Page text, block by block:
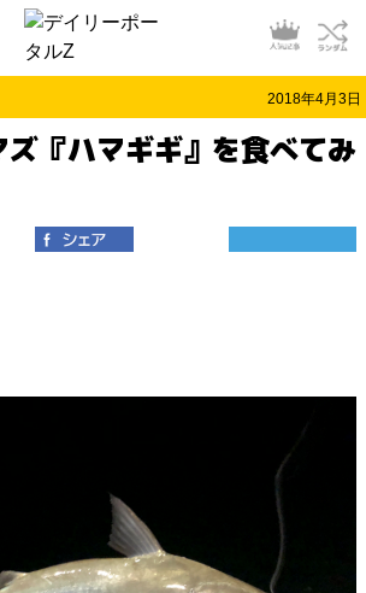
2018年4月3日
『ハマギギ』を食べてみ